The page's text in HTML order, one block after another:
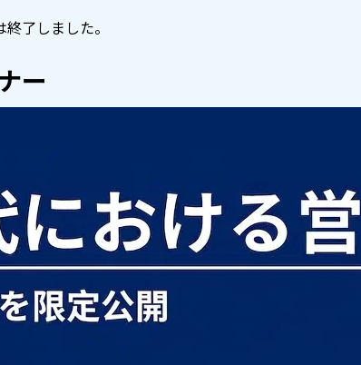
了しました。
ー